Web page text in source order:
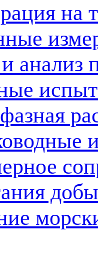
на
анализ